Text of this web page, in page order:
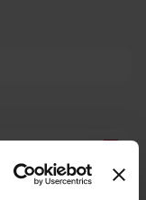
Zapomenuté heslo